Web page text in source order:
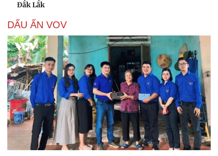
Đắk Lắk
DẤU ẤN VOV